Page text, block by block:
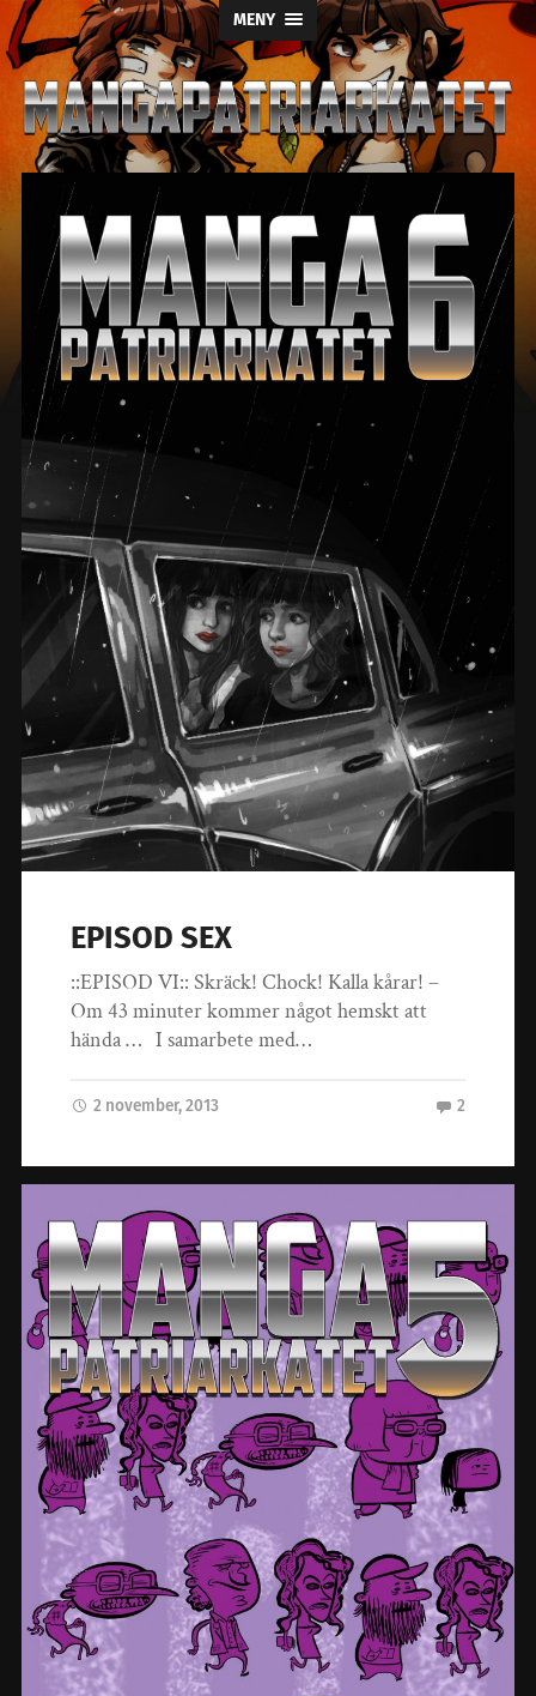
MENY
EPISOD SEX
::EPISOD VI:: Skräck! Chock! Kalla kårar! –
Om 43 minuter kommer något hemskt att
hända … I samarbete med…
2 november, 2013 2